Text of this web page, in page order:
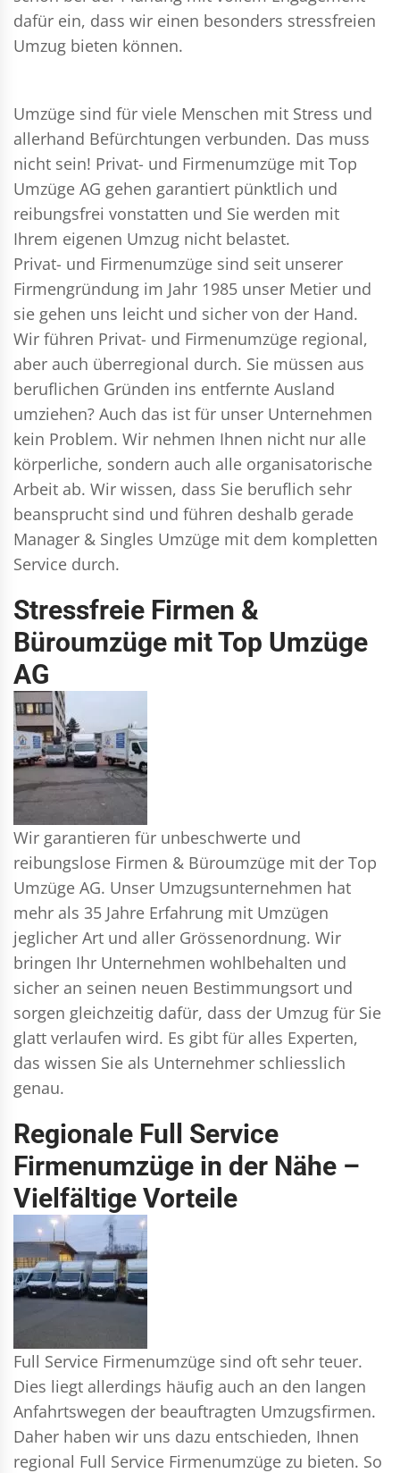
dafür ein, dass wir einen besonders stressfreien
Umzug bieten können.
Umzüge sind für viele Menschen mit Stress und
allerhand Befürchtungen verbunden. Das muss
nicht sein! Privat- und Firmenumzüge mit Top
Umzüge AG gehen garantiert pünktlich und
reibungsfrei vonstatten und Sie werden mit
Ihrem eigenen Umzug nicht belastet.
Privat- und Firmenumzüge sind seit unserer
Firmengründung im Jahr 1985 unser Metier und
sie gehen uns leicht und sicher von der Hand.
Wir führen Privat- und Firmenumzüge regional,
aber auch überregional durch. Sie müssen aus
beruflichen Gründen ins entfernte Ausland
umziehen? Auch das ist für unser Unternehmen
kein Problem. Wir nehmen Ihnen nicht nur alle
körperliche, sondern auch alle organisatorische
Arbeit ab. Wir wissen, dass Sie beruflich sehr
beansprucht sind und führen deshalb gerade
Manager & Singles Umzüge mit dem kompletten
Service durch.
Stressfreie Firmen &
Büroumzüge mit Top Umzüge
AG
Wir garantieren für unbeschwerte und
reibungslose Firmen & Büroumzüge mit der Top
Umzüge AG. Unser Umzugsunternehmen hat
mehr als 35 Jahre Erfahrung mit Umzügen
jeglicher Art und aller Grössenordnung. Wir
bringen Ihr Unternehmen wohlbehalten und
sicher an seinen neuen Bestimmungsort und
sorgen gleichzeitig dafür, dass der Umzug für Sie
glatt verlaufen wird. Es gibt für alles Experten,
das wissen Sie als Unternehmer schliesslich
genau.
Regionale Full Service
Firmenumzüge in der Nähe –
Vielfältige Vorteile
Full Service Firmenumzüge sind oft sehr teuer.
Dies liegt allerdings häufig auch an den langen
Anfahrtswegen der beauftragten Umzugsfirmen.
Daher haben wir uns dazu entschieden, Ihnen
regional Full Service Firmenumzüge zu bieten. So